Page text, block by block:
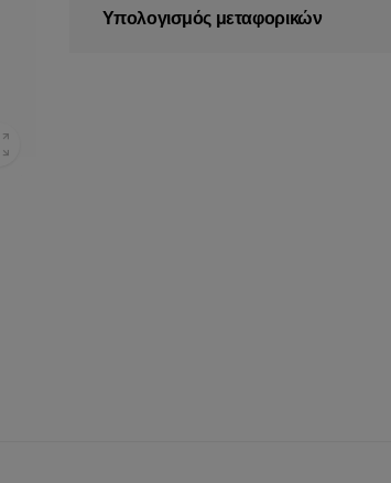
Υπολογισμός μεταφορικών